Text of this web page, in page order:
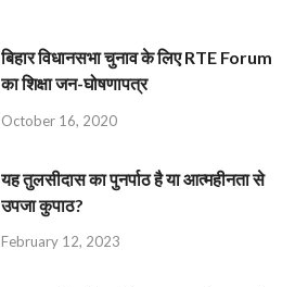
बिहार विधानसभा चुनाव के लिए RTE Forum
का शिक्षा जन-घोषणापत्र
October 16, 2020
यह तुलसीदास का पुनर्पाठ है या आत्महीनता से
उपजा कुपाठ?
February 12, 2023